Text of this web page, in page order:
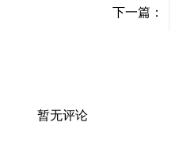
下一篇：
暂无评论